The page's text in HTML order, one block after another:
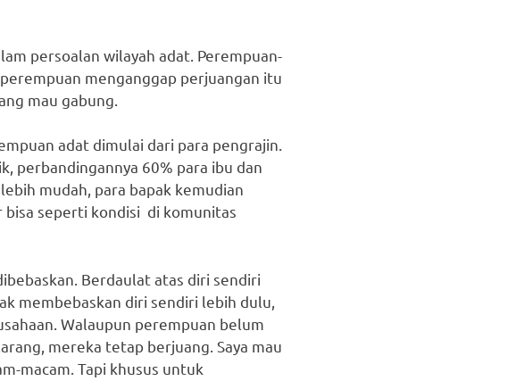
persoalan wilayah adat. Perempuan-
menganggap perjuangan itu
mau gabung.
adat dimulai dari para pengrajin.
perbandingannya 60% para ibu dan
mudah, para bapak kemudian
bisa seperti kondisi di komunitas
Berdaulat atas diri sendiri
membebaskan diri sendiri lebih dulu,
Walaupun perempuan belum
mereka tetap berjuang. Saya mau
macam. Tapi khusus untuk